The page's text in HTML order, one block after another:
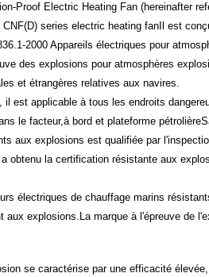
Proof Electric Heating Fan (hereinafter
series electric heating fanIl est
2000 Appareils électriques pour
des explosions pour atmosphères
et étrangères relatives aux navires.
il est applicable à tous les endroits
le facteur,à bord et plateforme
aux explosions est qualifiée par
a obtenu la certification résistante aux
électriques de chauffage marins
aux explosions.La marque à l'épreuve de
se caractérise par une efficacité